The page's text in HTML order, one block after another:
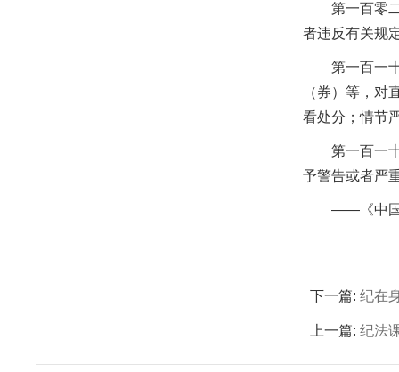
第一百零
者违反有关规
第一百一
（券）等，
看处分；情节
第一百一
予警告或者严
——《中国
下一篇: 纪在
上一篇: 纪法